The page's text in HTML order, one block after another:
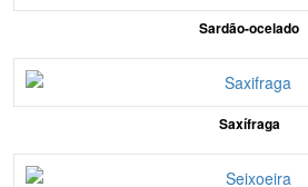
Sardão-ocelado
Saxífraga